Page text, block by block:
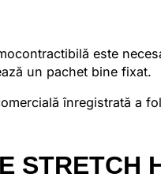
este
un pachet bine fixat.
înregistrată
STRETCH